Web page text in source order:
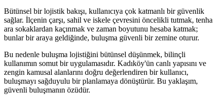
Bütünsel bir lojistik bakışı, kullanıcıya çok katmanlı bir güvenlik
sağlar. İlçenin çarşı, sahil ve iskele çevresini öncelikli tutmak, tenha
ara sokaklardan kaçınmak ve zaman boyutunu hesaba katmak;
bunlar bir araya geldiğinde, buluşma güvenli bir zemine oturur.
Bu nedenle buluşma lojistiğini bütünsel düşünmek, bilinçli
kullanımın somut bir uygulamasıdır. Kadıköy'ün canlı yapısını ve
zengin kamusal alanlarını doğru değerlendiren bir kullanıcı,
buluşmayı sağduyulu bir planlamaya dönüştürür. Bu yaklaşım,
güvenli buluşmanın özüdür.